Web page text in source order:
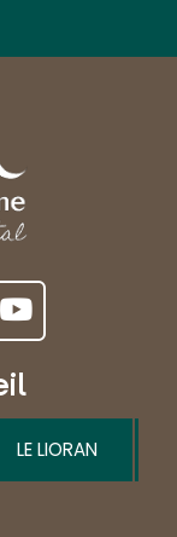
LE LIORAN